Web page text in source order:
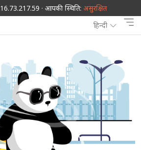
· आपकी स्थिति: असुरक्षित
हिन्दी